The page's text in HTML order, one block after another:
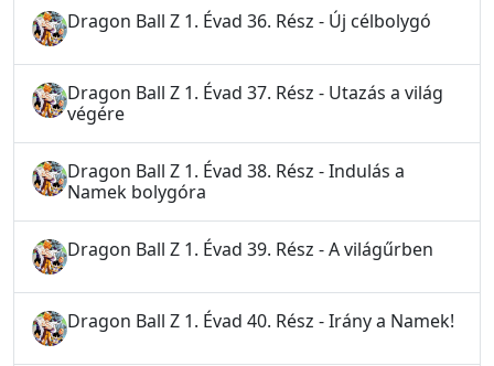
Dragon Ball Z 1. Évad 36. Rész - Új célbolygó
Dragon Ball Z 1. Évad 37. Rész - Utazás a világ
végére
Dragon Ball Z 1. Évad 38. Rész - Indulás a
Namek bolygóra
Dragon Ball Z 1. Évad 39. Rész - A világűrben
Dragon Ball Z 1. Évad 40. Rész - Irány a Namek!